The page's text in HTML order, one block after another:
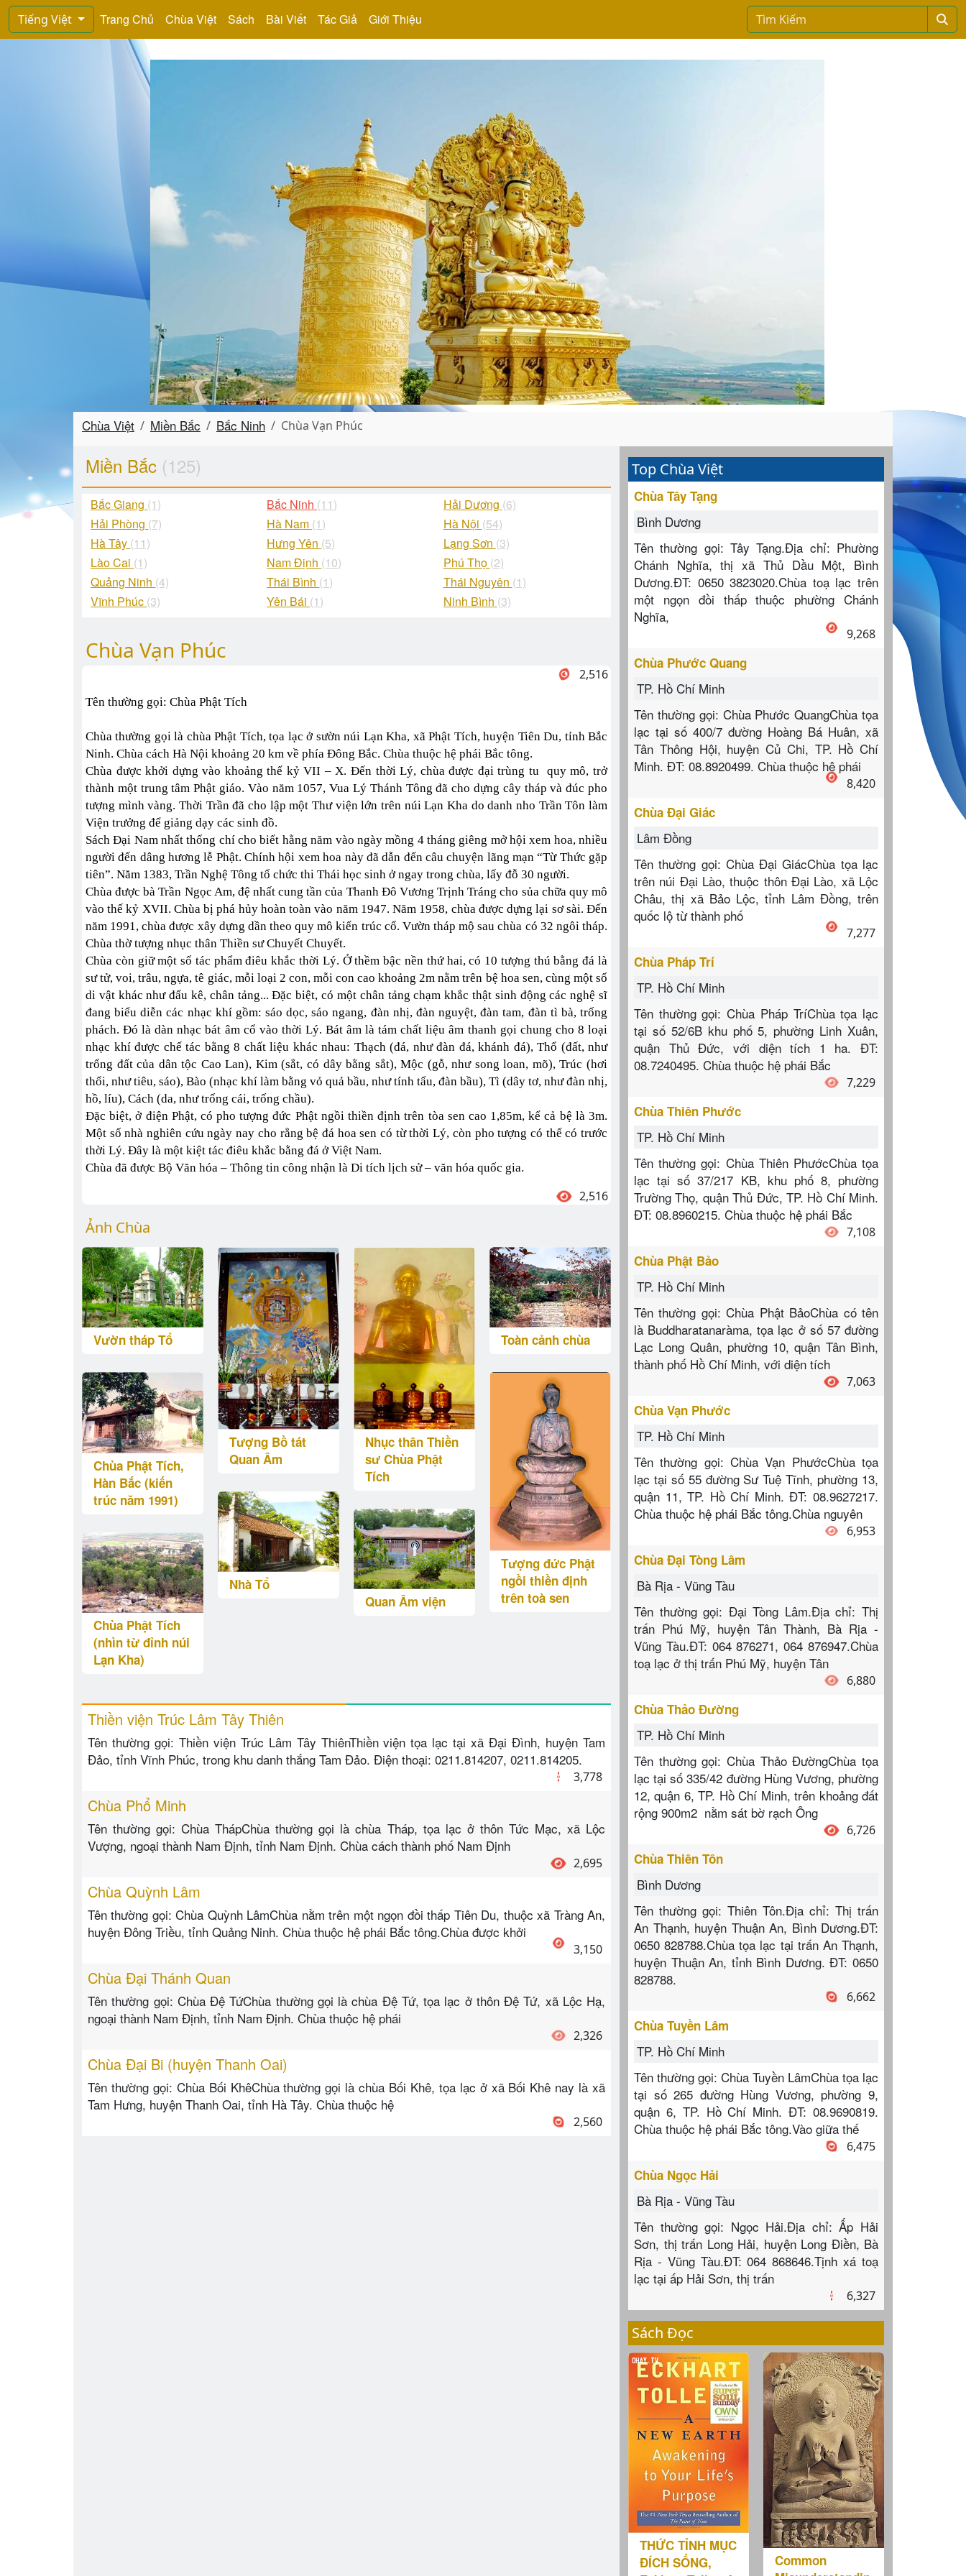
Tiếng Việt Trang Chủ Chùa Việt Sách Bài Viết Tác Giả Giới Thiệu
Chùa Việt Miền Bắc Bắc Ninh Chùa Vạn Phúc
Miền Bắc (125)
Bắc Giang (1) Bắc Ninh (11) Hải Dương (6)
Hải Phòng (7) Hà Nam (1) Hà Nội (54)
Hà Tây (11) Hưng Yên (5) Lạng Sơn (3)
Lào Cai (1) Nam Định (10) Phú Thọ (2)
Quảng Ninh (4) Thái Bình (1) Thái Nguyên (1)
Vĩnh Phúc (3) Yên Bái (1) Ninh Bình (3)
Chùa Vạn Phúc
2,516
Tên thường gọi: Chùa Phật Tích
Chùa thường gọi là chùa Phật Tích, tọa lạc ở sườn núi Lạn Kha, xã Phật Tích, huyện Tiên Du, tỉnh Bắc
Ninh. Chùa cách Hà Nội khoảng 20 km về phía Đông Bắc. Chùa thuộc hệ phái Bắc tông.
Chùa được khởi dựng vào khoảng thế kỷ VII – X. Đến thời Lý, chùa được đại trùng tu quy mô, trở
thành một trung tâm Phật giáo. Vào năm 1057, Vua Lý Thánh Tông đã cho dựng cây tháp và đúc pho
tượng mình vàng. Thời Trần đã cho lập một Thư viện lớn trên núi Lạn Kha do danh nho Trần Tôn làm
Viện trưởng để giảng dạy các sinh đồ.
Sách Đại Nam nhất thống chí cho biết hằng năm vào ngày mồng 4 tháng giêng mở hội xem hoa, nhiều
người đến dâng hương lễ Phật. Chính hội xem hoa này đã dẫn đến câu chuyện lãng mạn “Từ Thức gặp
tiên”. Năm 1383, Trần Nghệ Tông tổ chức thi Thái học sinh ở ngay trong chùa, lấy đỗ 30 người.
Chùa được bà Trần Ngọc Am, đệ nhất cung tần của Thanh Đô Vương Trịnh Tráng cho sủa chữa quy mô
vào thế kỷ XVII. Chùa bị phá hủy hoàn toàn vào năm 1947. Năm 1958, chùa được dựng lại sơ sài. Đến
năm 1991, chùa được xây dựng dần theo quy mô kiến trúc cổ. Vườn tháp mộ sau chùa có 32 ngôi tháp.
Chùa thờ tượng nhục thân Thiền sư Chuyết Chuyết.
Chùa còn giữ một số tác phẩm điêu khắc thời Lý. Ở thềm bậc nền thứ hai, có 10 tượng thú bằng đá là
sư tử, voi, trâu, ngựa, tê giác, mỗi loại 2 con, mỗi con cao khoảng 2m nằm trên bệ hoa sen, cùng một số
di vật khác như đấu kê, chân tảng... Đặc biệt, có một chân tảng chạm khắc thật sinh động các nghệ sĩ
đang biểu diễn các nhạc khí gồm: sáo dọc, sáo ngang, đàn nhị, đàn nguyệt, đàn tam, đàn tì bà, trống
phách. Đó là dàn nhạc bát âm cổ vào thời Lý. Bát âm là tám chất liệu âm thanh gọi chung cho 8 loại
nhạc khí được chế tác bằng 8 chất liệu khác nhau: Thạch (đá, như đàn đá, khánh đá), Thổ (đất, như
trống đất của dân tộc Cao Lan), Kim (sắt, có dây bằng sắt), Mộc (gỗ, như song loan, mõ), Trúc (hơi
thổi, như tiêu, sáo), Bào (nhạc khí làm bằng vỏ quả bầu, như tính tẩu, đàn bầu), Tì (dây tơ, như đàn nhị,
hồ, líu), Cách (da, như trống cái, trống chầu).
Đặc biệt, ở điện Phật, có pho tượng đức Phật ngồi thiền định trên tòa sen cao 1,85m, kể cả bệ là 3m.
Một số nhà nghiên cứu ngày nay cho rằng bệ đá hoa sen có từ thời Lý, còn pho tượng có thể có trước
thời Lý. Đây là một kiệt tác điêu khắc bằng đá ở Việt Nam.
Chùa đã được Bộ Văn hóa – Thông tin công nhận là Di tích lịch sử – văn hóa quốc gia.
2,516
Ảnh Chùa
Vườn tháp Tổ
Chùa Phật Tích,
Hàn Bắc (kiến
trúc năm 1991)
Chùa Phật Tích
(nhìn từ đỉnh núi
Lạn Kha)
Tượng Bồ tát
Quan Âm
Nhà Tổ
Nhục thân Thiền
sư Chùa Phật
Tích
Quan Âm viện
Toàn cảnh chùa
Tượng đức Phật
ngồi thiền định
trên toà sen
Thiền viện Trúc Lâm Tây Thiên
Tên thường gọi: Thiền viện Trúc Lâm Tây ThiênThiền viện tọa lạc tại xã Đại Đình, huyện Tam
Đảo, tỉnh Vĩnh Phúc, trong khu danh thắng Tam Đảo. Điện thoại: 0211.814207, 0211.814205.
3,778
Chùa Phổ Minh
Tên thường gọi: Chùa ThápChùa thường gọi là chùa Tháp, tọa lạc ở thôn Tức Mạc, xã Lộc
Vượng, ngoại thành Nam Định, tỉnh Nam Định. Chùa cách thành phố Nam Định
2,695
Chùa Quỳnh Lâm
Tên thường gọi: Chùa Quỳnh LâmChùa nằm trên một ngọn đồi thấp Tiên Du, thuộc xã Tràng An,
huyện Đông Triều, tỉnh Quảng Ninh. Chùa thuộc hệ phái Bắc tông.Chùa được khởi
3,150
Chùa Đại Thánh Quan
Tên thường gọi: Chùa Đệ TứChùa thường gọi là chùa Đệ Tứ, tọa lạc ở thôn Đệ Tứ, xã Lộc Hạ,
ngoại thành Nam Định, tỉnh Nam Định. Chùa thuộc hệ phái
2,326
Chùa Đại Bi (huyện Thanh Oai)
Tên thường gọi: Chùa Bối KhêChùa thường gọi là chùa Bối Khê, tọa lạc ở xã Bối Khê nay là xã
Tam Hưng, huyện Thanh Oai, tỉnh Hà Tây. Chùa thuộc hệ
2,560
Top Chùa Việt
Chùa Tây Tạng
Bình Dương
Tên thường gọi: Tây Tạng.Địa chỉ: Phường
Chánh Nghĩa, thị xã Thủ Dầu Một, Bình
Dương.ĐT: 0650 3823020.Chùa toạ lạc trên
một ngọn đồi thấp thuộc phường Chánh
Nghĩa,
9,268
Chùa Phước Quang
TP. Hồ Chí Minh
Tên thường gọi: Chùa Phước QuangChùa tọa
lạc tại số 400/7 đường Hoàng Bá Huân, xã
Tân Thông Hội, huyện Củ Chi, TP. Hồ Chí
Minh. ĐT: 08.8920499. Chùa thuộc hệ phái
8,420
Chùa Đại Giác
Lâm Đồng
Tên thường gọi: Chùa Đại GiácChùa tọa lạc
trên núi Đại Lào, thuộc thôn Đại Lào, xã Lộc
Châu, thị xã Bảo Lộc, tỉnh Lâm Đồng, trên
quốc lộ từ thành phố
7,277
Chùa Pháp Trí
TP. Hồ Chí Minh
Tên thường gọi: Chùa Pháp TríChùa tọa lạc
tại số 52/6B khu phố 5, phường Linh Xuân,
quận Thủ Đức, với diện tích 1 ha. ĐT:
08.7240495. Chùa thuộc hệ phái Bắc
7,229
Chùa Thiên Phước
TP. Hồ Chí Minh
Tên thường gọi: Chùa Thiên PhướcChùa tọa
lạc tại số 37/217 KB, khu phố 8, phường
Trường Thọ, quận Thủ Đức, TP. Hồ Chí Minh.
ĐT: 08.8960215. Chùa thuộc hệ phái Bắc
7,108
Chùa Phật Bảo
TP. Hồ Chí Minh
Tên thường gọi: Chùa Phật BảoChùa có tên
là Buddharatanaràma, tọa lạc ở số 57 đường
Lạc Long Quân, phường 10, quận Tân Bình,
thành phố Hồ Chí Minh, với diện tích
7,063
Chùa Vạn Phước
TP. Hồ Chí Minh
Tên thường gọi: Chùa Vạn PhướcChùa tọa
lạc tại số 55 đường Sư Tuệ Tĩnh, phường 13,
quận 11, TP. Hồ Chí Minh. ĐT: 08.9627217.
Chùa thuộc hệ phái Bắc tông.Chùa nguyên
6,953
Chùa Đại Tòng Lâm
Bà Rịa - Vũng Tàu
Tên thường gọi: Đại Tòng Lâm.Địa chỉ: Thị
trấn Phú Mỹ, huyện Tân Thành, Bà Rịa -
Vũng Tàu.ĐT: 064 876271, 064 876947.Chùa
toạ lạc ở thị trấn Phú Mỹ, huyện Tân
6,880
Chùa Thảo Đường
TP. Hồ Chí Minh
Tên thường gọi: Chùa Thảo ĐườngChùa tọa
lạc tại số 335/42 đường Hùng Vương, phường
12, quận 6, TP. Hồ Chí Minh, trên khoảng đất
rộng 900m2 nằm sát bờ rạch Ông
6,726
Chùa Thiên Tôn
Bình Dương
Tên thường gọi: Thiên Tôn.Địa chỉ: Thị trấn
An Thạnh, huyện Thuận An, Bình Dương.ĐT:
0650 828788.Chùa tọa lạc tại trấn An Thạnh,
huyện Thuận An, tỉnh Bình Dương. ĐT: 0650
828788.
6,662
Chùa Tuyền Lâm
TP. Hồ Chí Minh
Tên thường gọi: Chùa Tuyền LâmChùa tọa lạc
tại số 265 đường Hùng Vương, phường 9,
quận 6, TP. Hồ Chí Minh. ĐT: 08.9690819.
Chùa thuộc hệ phái Bắc tông.Vào giữa thế
6,475
Chùa Ngọc Hải
Bà Rịa - Vũng Tàu
Tên thường gọi: Ngọc Hải.Địa chỉ: Ấp Hải
Sơn, thị trấn Long Hải, huyện Long Điền, Bà
Rịa - Vũng Tàu.ĐT: 064 868646.Tịnh xá toạ
lạc tại ấp Hải Sơn, thị trấn
6,327
Sách Đọc
THỨC TỈNH MỤC
ĐÍCH SỐNG,
Common